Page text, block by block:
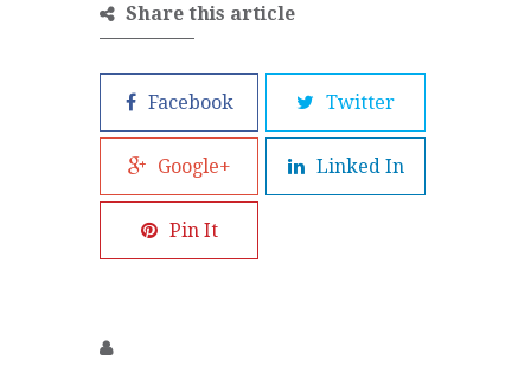
Share this article
Facebook Twitter
Google+ Linked In
Pin It